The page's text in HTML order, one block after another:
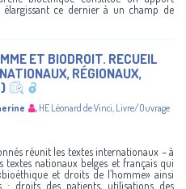
ce dernier à un champ de
ET BIODROIT. RECUEIL
RÉGIONAUX,
, HE Léonard de Vinci, Livre/Ouvrage
réunit les textes internationaux – à
nationaux belges et français qui
et droits de l’homme» ainsi
: droits des patients, utilisations des